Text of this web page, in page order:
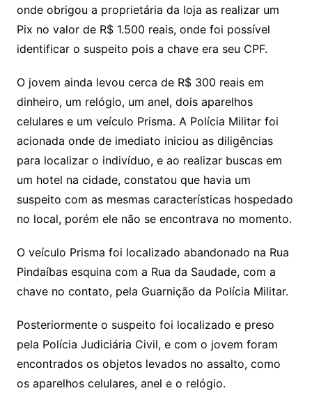
onde obrigou a proprietária da loja as realizar um
Pix no valor de R$ 1.500 reais, onde foi possível
identificar o suspeito pois a chave era seu CPF.
O jovem ainda levou cerca de R$ 300 reais em
dinheiro, um relógio, um anel, dois aparelhos
celulares e um veículo Prisma. A Polícia Militar foi
acionada onde de imediato iniciou as diligências
para localizar o indivíduo, e ao realizar buscas em
um hotel na cidade, constatou que havia um
suspeito com as mesmas características hospedado
no local, porém ele não se encontrava no momento.
O veículo Prisma foi localizado abandonado na Rua
Pindaíbas esquina com a Rua da Saudade, com a
chave no contato, pela Guarnição da Polícia Militar.
Posteriormente o suspeito foi localizado e preso
pela Polícia Judiciária Civil, e com o jovem foram
encontrados os objetos levados no assalto, como
os aparelhos celulares, anel e o relógio.